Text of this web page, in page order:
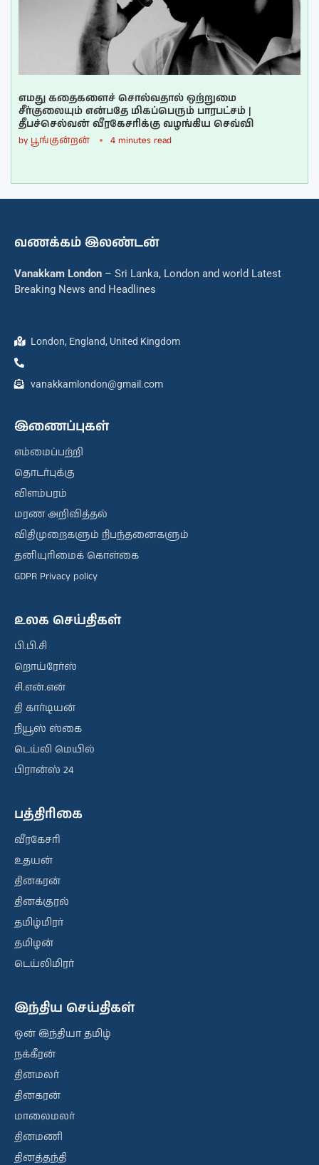
எமது கதைகளைச் சொல்வதால் ஒற்றுமை
சீர்குலையும் என்பதே மிகப்பெரும் பாரபட்சம் |
தீபச்செல்வன் வீரகேசரிக்கு வழங்கிய செவ்வி
by பூங்குன்றன் 4 minutes read
வணக்கம் இலண்டன்
Vanakkam London – Sri Lanka, London and world Latest
Breaking News and Headlines
London, England, United Kingdom
vanakkamlondon@gmail.com
இணைப்புகள்
எம்மைப்பற்றி
தொடர்புக்கு
விளம்பரம்
மரண அறிவித்தல்
விதிமுறைகளும் நிபந்தனைகளும்
தனியுரிமைக் கொள்கை
GDPR Privacy policy
உலக செய்திகள்
பி.பி.சி
றொய்ரேர்ஸ்
சி.என்.என்
தி கார்டியன்
நியூஸ் ஸ்கை
டெய்லி மெயில்
பிரான்ஸ் 24
பத்திரிகை
வீரகேசரி
உதயன்
தினகரன்
தினக்குரல்
தமிழ்மிரர்
தமிழன்
டெய்லிமிரர்
இந்திய செய்திகள்
ஒன் இந்தியா தமிழ்
நக்கீரன்
தினமலர்
தினகரன்
மாலைமலர்
தினமணி
தினத்தந்தி